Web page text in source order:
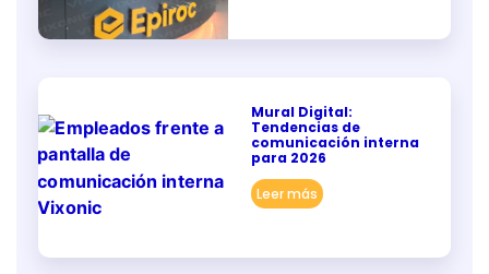
Mural Digital:
Tendencias de
comunicación interna
para 2026
Leer más